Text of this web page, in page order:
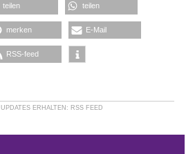
teilen teilen
merken E-Mail
RSS-feed
UPDATES ERHALTEN: RSS FEED